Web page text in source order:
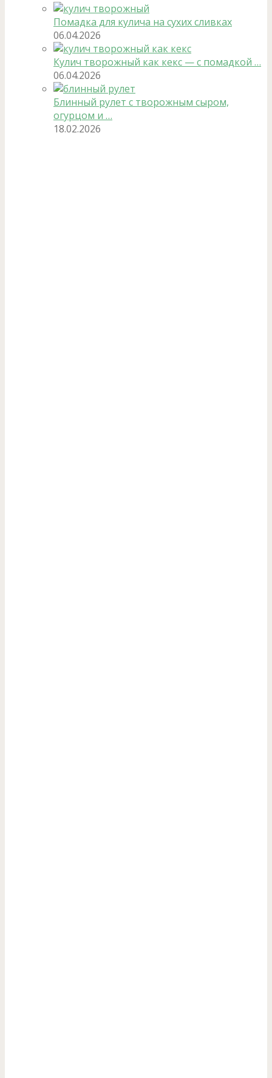
Помадка для кулича на сухих сливках
06.04.2026
Кулич творожный как кекс — с помадкой …
06.04.2026
Блинный рулет с творожным сыром,
огурцом и …
18.02.2026